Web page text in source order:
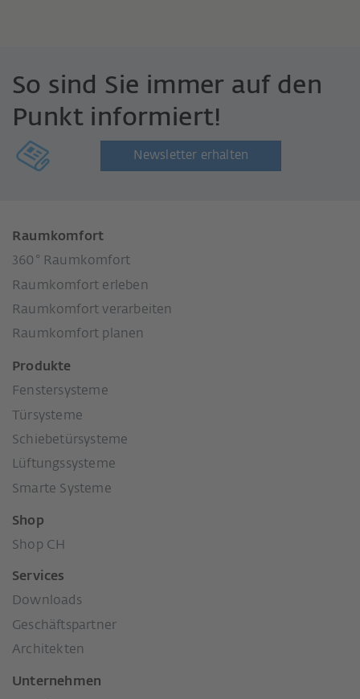
So sind Sie immer auf den
Punkt informiert!
Newsletter erhalten
Raumkomfort
360° Raumkomfort
Raumkomfort erleben
Raumkomfort verarbeiten
Raumkomfort planen
Produkte
Fenstersysteme
Türsysteme
Schiebetürsysteme
Lüftungssysteme
Smarte Systeme
Shop
Shop CH
Services
Downloads
Geschäftspartner
Architekten
Unternehmen